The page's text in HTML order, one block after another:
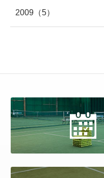
2009 （5）